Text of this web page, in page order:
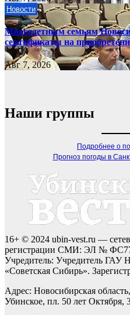
Новости
Многодетным семьям
сертификаты на
Авг 7, 2026
Наши группы
Подробнее о
Прогноз погоды в
16+ © 2024 ubin-vest.ru —
регистрации СМИ: ЭЛ № ФС77-
Учредитель: Учредитель ГАУ
«Советская Сибирь».
Адрес: Новосибирская
Убинское, пл. 50 лет Октября,